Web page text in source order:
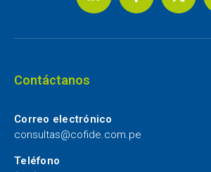
Contáctanos
Correo electrónico
consultas@cofide.com.pe
Teléfono